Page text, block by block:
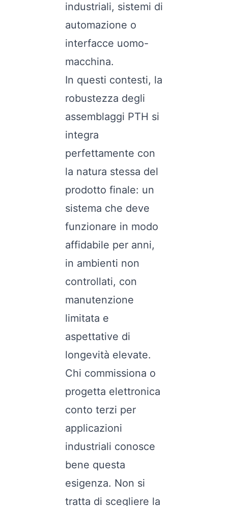
industriali, sistemi di
automazione o
interfacce uomo-
macchina.
In questi contesti, la
robustezza degli
assemblaggi PTH si
integra
perfettamente con
la natura stessa del
prodotto finale: un
sistema che deve
funzionare in modo
affidabile per anni,
in ambienti non
controllati, con
manutenzione
limitata e
aspettative di
longevità elevate.
Chi commissiona o
progetta elettronica
conto terzi per
applicazioni
industriali conosce
bene questa
esigenza. Non si
tratta di scegliere la